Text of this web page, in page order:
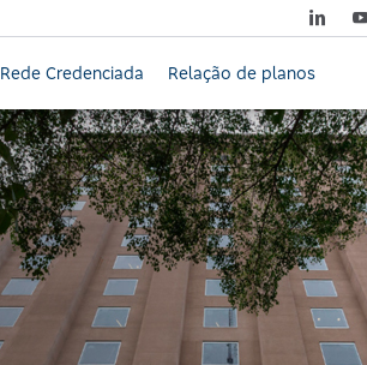
Rede Credenciada Relação de planos